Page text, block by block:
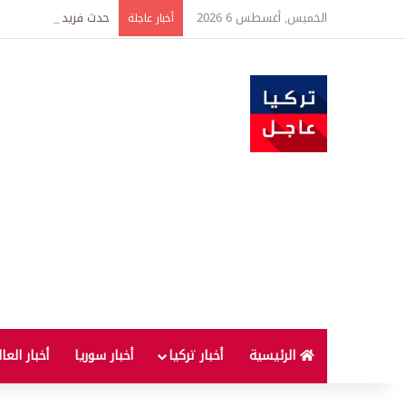
الخميس, أغسطس 6 2026 أخبار عاجلة حدث فريد من نوعه بين
الرئيسية أخبار تركيا أخبار سوريا أخبار